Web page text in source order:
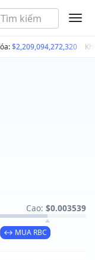
$2,209,094,272,320
Cao: $0.003539
↔ MUA RBC